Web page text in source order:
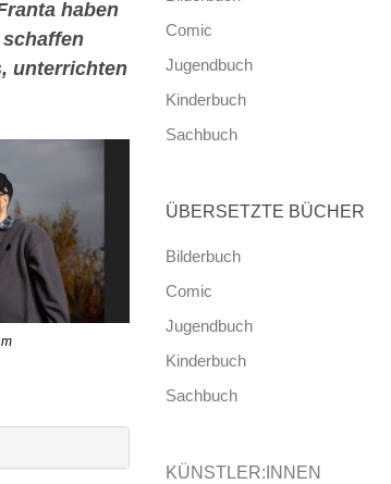
haben
schaffen
unterrichten
Comic
Jugendbuch
Kinderbuch
Sachbuch
ÜBERSETZTE BÜCHER
Bilderbuch
Comic
Jugendbuch
Kinderbuch
Sachbuch
KÜNSTLER:INNEN